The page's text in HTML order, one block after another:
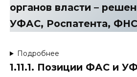
органов власти –
УФАС, Роспатента, ФНС
Подробнее
1.11.1. Позиции ФАС и